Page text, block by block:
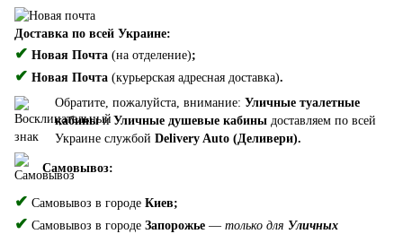
Доставка по всей Украине:
✔ Новая Почта (на отделение);
✔ Новая Почта (курьерская адресная доставка).
Обратите, пожалуйста, внимание: Уличные туалетные
кабиныи Уличные душевые кабины доставляем по всей
Украине службой Delivery Auto (Деливери).
Самовывоз:
✔ Самовывоз в городе Киев;
✔ Самовывоз в городе Запорожье — только для Уличных